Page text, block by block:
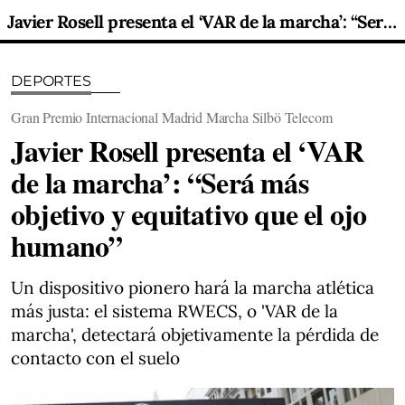
Javier Rosell presenta el ‘VAR de la marcha’: “Será más objetivo y equitativo que el ojo humano”
DEPORTES
Gran Premio Internacional Madrid Marcha Silbö Telecom
Javier Rosell presenta el ‘VAR
de la marcha’: “Será más
objetivo y equitativo que el ojo
humano”
Un dispositivo pionero hará la marcha atlética
más justa: el sistema RWECS, o 'VAR de la
marcha', detectará objetivamente la pérdida de
contacto con el suelo